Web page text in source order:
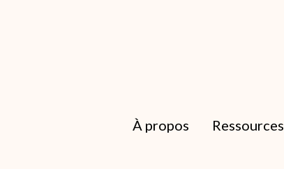
À propos Ressources